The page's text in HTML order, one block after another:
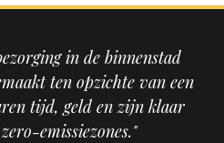
in de binnenstad
ten opzichte van een
tijd, geld en zijn klaar
emissiezones."